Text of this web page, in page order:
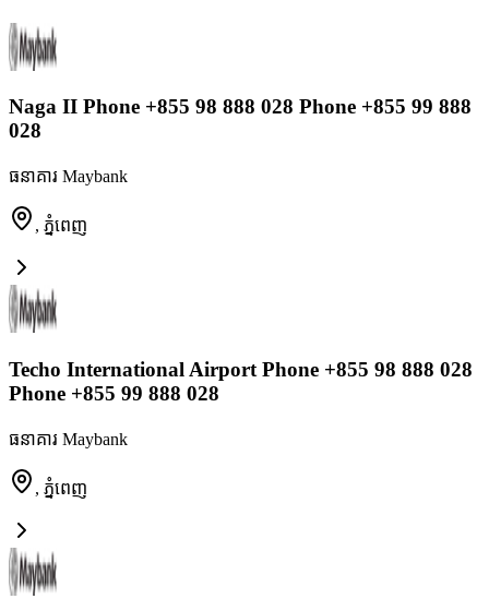
Naga II Phone +855 98 888 028 Phone +855 99 888
028
ធនាគារ Maybank
, ភ្នំពេញ
Techo International Airport Phone +855 98 888 028
Phone +855 99 888 028
ធនាគារ Maybank
, ភ្នំពេញ